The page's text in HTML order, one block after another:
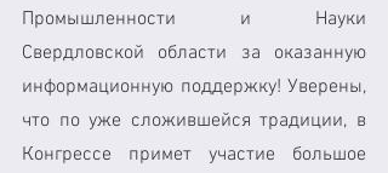
Промышленности и Науки
Свердловской области за оказанную
информационную поддержку! Уверены,
что по уже сложившейся традиции, в
Конгрессе примет участие большое